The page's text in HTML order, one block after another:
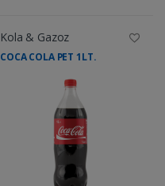
Kola & Gazoz
COCA COLA PET 1LT.